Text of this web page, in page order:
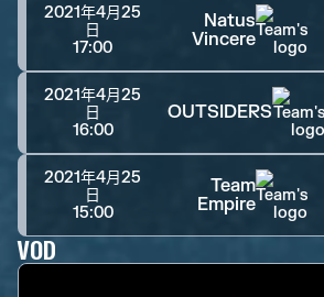
2021年4月25
日
17:00
Natus
Vincere
2021年4月25
日
16:00
OUTSIDERS
2021年4月25
日
15:00
Team
Empire
VOD